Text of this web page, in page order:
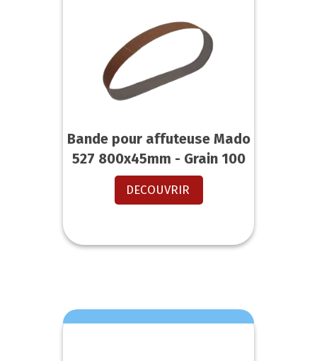
Bande pour affuteuse Mado
527 800x45mm - Grain 100
DECOUVRIR